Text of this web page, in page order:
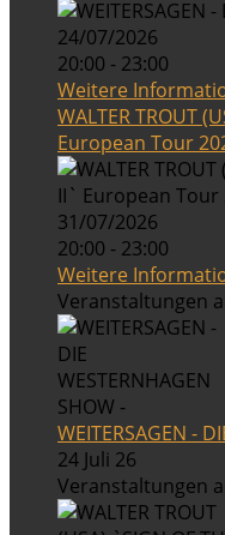
24/07/2026
20:00 - 23:00
Weitere
WALTER TROUT
European Tour
31/07/2026
20:00 - 23:00
Weitere
Veranstaltungen
WEITERSAGEN -
24 Juli 26
Veranstaltungen